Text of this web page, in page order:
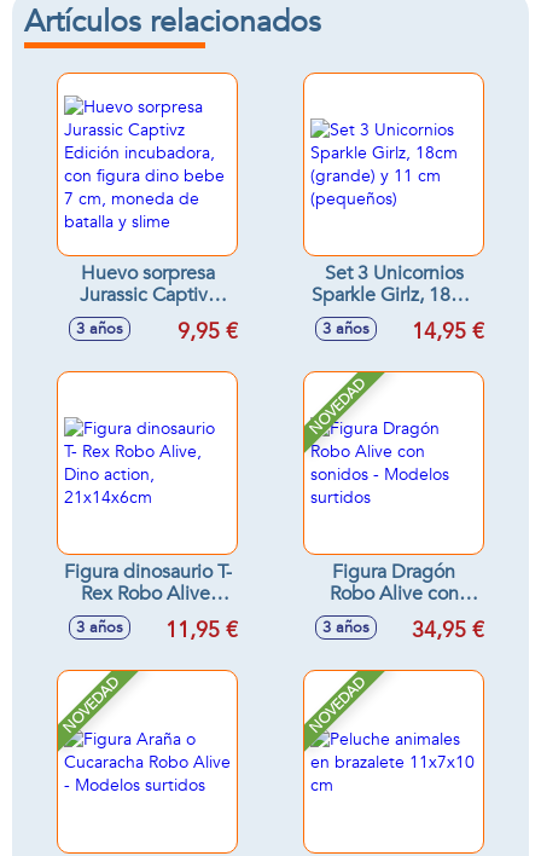
Artículos relacionados
Huevo sorpresa
Jurassic Captivz
Edición
incubadora, con
3 años 9,95 €
Set 3 Unicornios
Sparkle Girlz, 18cm
(grande) y 11 cm
(pequeños)
3 años 14,95 €
Figura dinosaurio T-
Rex Robo Alive,
Dino action,
21x14x6cm
3 años 11,95 €
NOVEDAD
Figura Dragón
Robo Alive con
sonidos - Modelos
surtidos
3 años 34,95 €
NOVEDAD NOVEDAD